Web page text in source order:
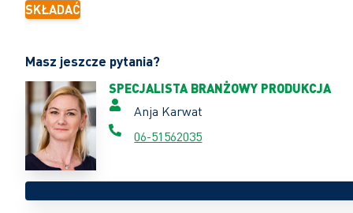
SKŁADAĆ
Masz jeszcze pytania?
SPECJALISTA BRANŻOWY PRODUKCJA
Anja Karwat
06-51562035